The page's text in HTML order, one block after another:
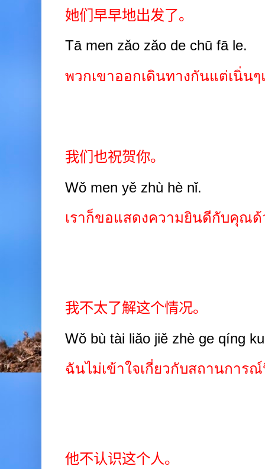
她们早早地出发了。
Tā men zǎo zǎo de chū fā le.
พวกเขาออกเดินทางกันแต่เนิ่น
我们也祝贺你。
Wǒ men yě zhù hè nǐ.
เราก็ขอแสดงความยินดีกับคุณด้
我不太了解这个情况。
Wǒ bù tài liǎo jiě zhè ge qíng
ฉันไม่เข้าใจเกี่ยวกับสถานการ
他不认识这个人。